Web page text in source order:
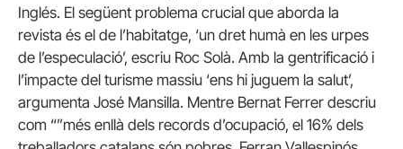
Inglés. El següent problema crucial que aborda la
revista és el de l’habitatge, ‘un dret humà en les urpes
de l’especulació’, escriu Roc Solà. Amb la gentrificació i
l’impacte del turisme massiu ‘ens hi juguem la salut’,
argumenta José Mansilla. Mentre Bernat Ferrer descriu
com “”més enllà dels records d’ocupació, el 16% dels